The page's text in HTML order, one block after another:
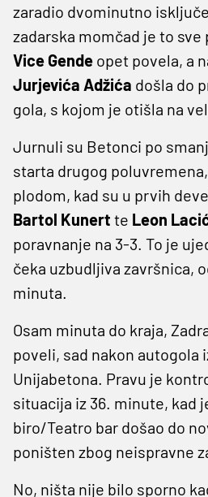
zaradio dvominutno
zadarska momčad je to sve
Vice Gende opet povela, a
Jurjevića Adžića došla do
gola, s kojom je otišla na
Jurnuli su Betonci po
starta drugog
plodom, kad su u prvih
Bartol Kunert te Leon
poravnanje na 3-3. To je
čeka uzbudljiva završnica,
minuta.
Osam minuta do kraja,
poveli, sad nakon autogola
Unijabetona. Pravu je
situacija iz 36. minute, kad
biro/Teatro bar došao do
poništen zbog neispravne
No, ništa nije bilo sporno